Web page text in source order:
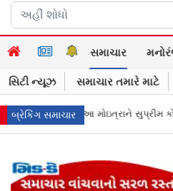
સમાચાર
સિટી ન્યૂઝ સમાચાર તમારે માટે
બ્રેકિંગ સમાચાર
ઝટકો બૉમ્બની ધમકી બાદ